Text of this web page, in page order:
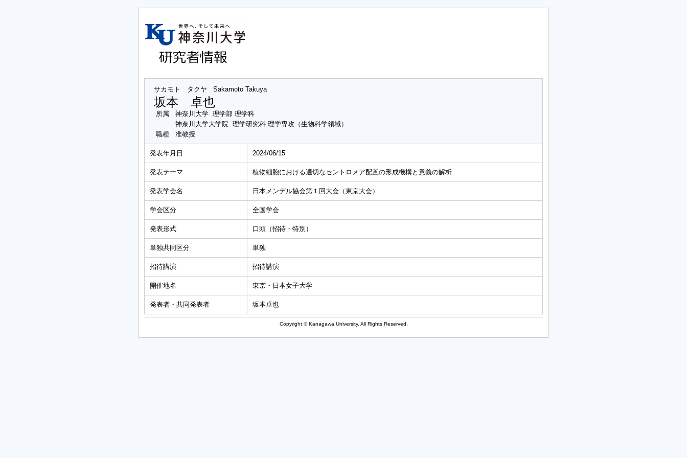
サカモト タクヤ Sakamoto Takuya
坂本 卓也
所属
神奈川大学 理学部 理学科
神奈川大学大学院 理学研究科 理学専攻（生物科学領域）
職種
准教授
発表年月日 2024/06/15
発表テーマ 植物細胞における適切なセントロメア配置の形成機構と意義の解析
発表学会名 ⽇本メンデル協会第１回⼤会（東京⼤会）
学会区分 全国学会
発表形式 口頭（招待・特別）
単独共同区分 単独
招待講演 招待講演
開催地名 東京・日本女子大学
発表者・共同発表者 坂本卓也
Copyright © Kanagawa University. All Rights Reserved.